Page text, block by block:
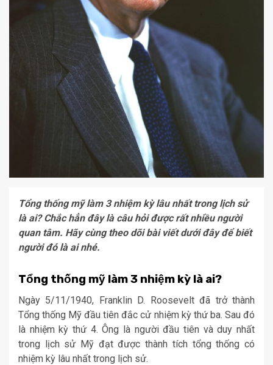
Tổng thống mỹ làm 3 nhiệm kỳ lâu nhất trong lịch sử
là ai? Chắc hẳn đây là câu hỏi được rất nhiều người
quan tâm. Hãy cùng theo dõi bài viết dưới đây để biết
người đó là ai nhé.
Tổng thống mỹ làm 3 nhiệm kỳ là ai?
Ngày 5/11/1940, Franklin D. Roosevelt đã trở thành
Tổng thống Mỹ đầu tiên đắc cử nhiệm kỳ thứ ba. Sau đó
là nhiệm kỳ thứ 4. Ông là người đầu tiên và duy nhất
trong lịch sử Mỹ đạt được thành tích tổng thống có
nhiệm kỳ lâu nhất trong lịch sử.